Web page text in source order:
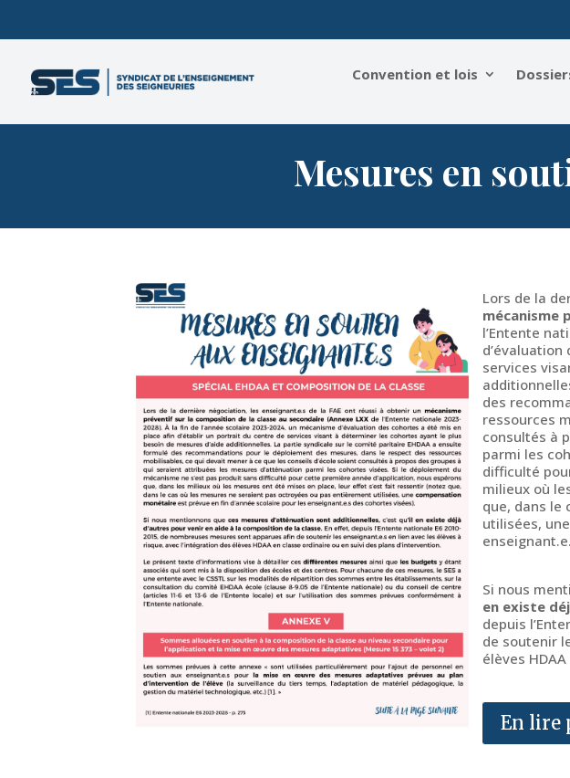
Convention et lois
Mesures en
Lors de la
mécanisme
l’Entente
services
des
ressources
consultés à
parmi les
difficulté
milieux où
que, dans le
utilisées, une
Si nous
en existe
depuis
de soutenir
élèves
En lire